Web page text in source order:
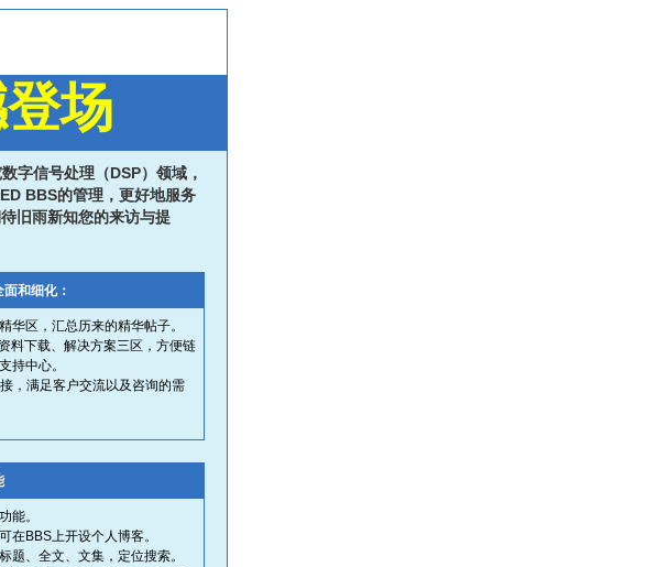
场
字信号处理（DSP）领域，
BBS的管理，更好地服务
旧雨新知您的来访与提
和细化：
华区，汇总历来的精华帖子。
料下载、解决方案三区，方便链
持中心。
，满足客户交流以及咨询的需
能。
在BBS上开设个人博客。
题、全文、文集，定位搜索。